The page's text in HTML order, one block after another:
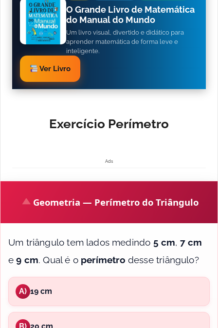
O Grande Livro de Matemática
do Manual do Mundo
Um livro visual, divertido e didático para
aprender matemática de forma leve e
inteligente.
Ver Livro
Exercício Perímetro
Ads
Geometria — Perímetro do Triângulo
Um triângulo tem lados medindo 5 cm, 7 cm
e9 cm. Qual é o perímetro desse triângulo?
A) 19 cm